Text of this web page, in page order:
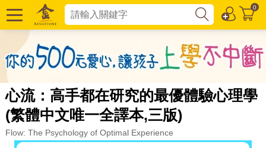
0
心流：高手都在研究的最優體驗心理學
(繁體中文唯一全譯本,三版)
Flow: The Psychology of Optimal Experience